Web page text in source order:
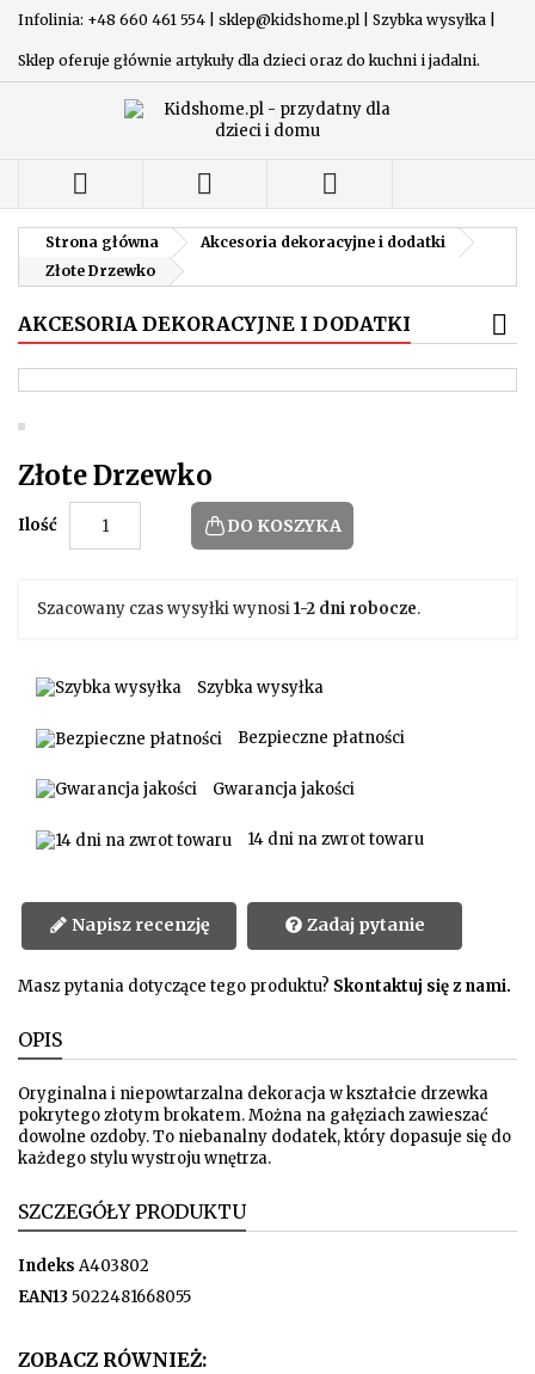
Infolinia: +48 660 461 554 | sklep@kidshome.pl | Szybka wysyłka |
Sklep oferuje głównie artykuły dla dzieci oraz do kuchni i jadalni.
  
Strona główna
Akcesoria dekoracyjne i dodatki
Złote Drzewko
AKCESORIA DEKORACYJNE I DODATKI
Złote Drzewko
Ilość DO KOSZYKA
Szacowany czas wysyłki wynosi1-2 dni robocze.
Szybka wysyłka
Bezpieczne płatności
Gwarancja jakości
14 dni na zwrot towaru
Napisz recenzję Zadaj pytanie
Masz pytania dotyczące tego produktu? Skontaktuj się z nami.
OPIS
Oryginalna i niepowtarzalna dekoracja w kształcie drzewka
pokrytego złotym brokatem. Można na gałęziach zawieszać
dowolne ozdoby. To niebanalny dodatek, który dopasuje się do
każdego stylu wystroju wnętrza.
SZCZEGÓŁY PRODUKTU
Indeks A403802
EAN13 5022481668055
ZOBACZ RÓWNIEŻ: